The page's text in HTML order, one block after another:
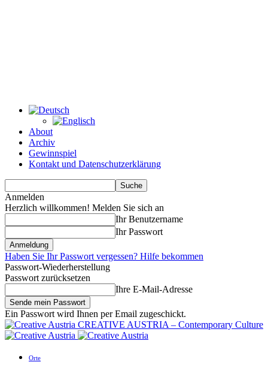
About
Archiv
Gewinnspiel
Kontakt und Datenschutzerklärung
Anmelden
Herzlich willkommen! Melden Sie sich an
Ihr Benutzername
Ihr Passwort
Haben Sie Ihr Passwort vergessen? Hilfe bekommen
Passwort-Wiederherstellung
Passwort zurücksetzen
Ihre E-Mail-Adresse
Ein Passwort wird Ihnen per Email zugeschickt.
CREATIVE AUSTRIA – Contemporary Culture
Orte